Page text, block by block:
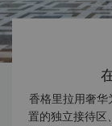
香格里拉用奢华
置的独立接待区